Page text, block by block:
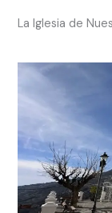
La Iglesia de